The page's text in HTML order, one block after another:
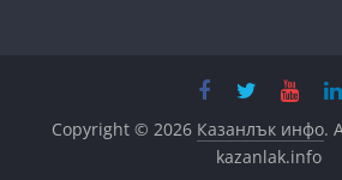
Copyright © 2026 Казанлък инфо.
kazanlak.info